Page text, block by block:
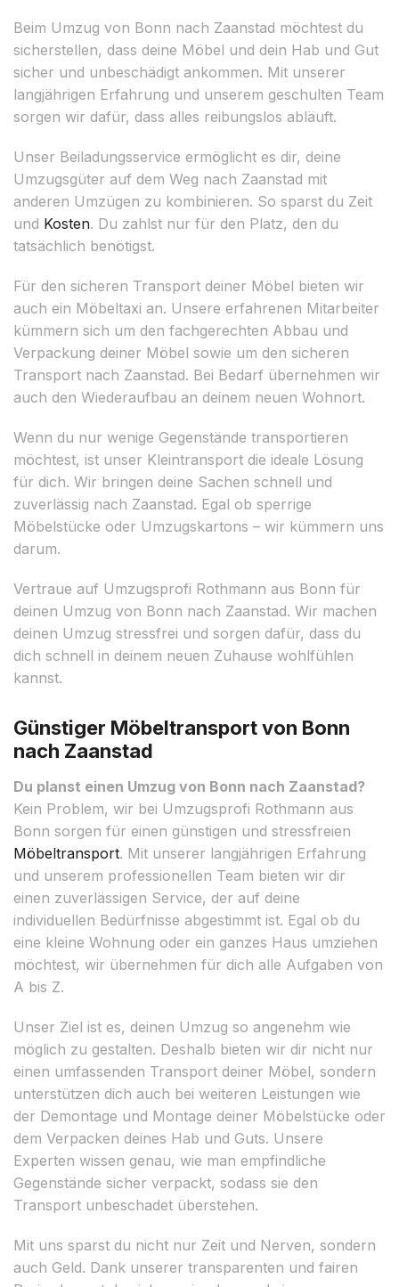
Beim Umzug von Bonn nach Zaanstad möchtest du
sicherstellen, dass deine Möbel und dein Hab und Gut
sicher und unbeschädigt ankommen. Mit unserer
langjährigen Erfahrung und unserem geschulten Team
sorgen wir dafür, dass alles reibungslos abläuft.
Unser Beiladungsservice ermöglicht es dir, deine
Umzugsgüter auf dem Weg nach Zaanstad mit
anderen Umzügen zu kombinieren. So sparst du Zeit
und Kosten. Du zahlst nur für den Platz, den du
tatsächlich benötigst.
Für den sicheren Transport deiner Möbel bieten wir
auch ein Möbeltaxi an. Unsere erfahrenen Mitarbeiter
kümmern sich um den fachgerechten Abbau und
Verpackung deiner Möbel sowie um den sicheren
Transport nach Zaanstad. Bei Bedarf übernehmen wir
auch den Wiederaufbau an deinem neuen Wohnort.
Wenn du nur wenige Gegenstände transportieren
möchtest, ist unser Kleintransport die ideale Lösung
für dich. Wir bringen deine Sachen schnell und
zuverlässig nach Zaanstad. Egal ob sperrige
Möbelstücke oder Umzugskartons – wir kümmern uns
darum.
Vertraue auf Umzugsprofi Rothmann aus Bonn für
deinen Umzug von Bonn nach Zaanstad. Wir machen
deinen Umzug stressfrei und sorgen dafür, dass du
dich schnell in deinem neuen Zuhause wohlfühlen
kannst.
Günstiger Möbeltransport von Bonn
nach Zaanstad
Du planst einen Umzug von Bonn nach Zaanstad?
Kein Problem, wir bei Umzugsprofi Rothmann aus
Bonn sorgen für einen günstigen und stressfreien
Möbeltransport. Mit unserer langjährigen Erfahrung
und unserem professionellen Team bieten wir dir
einen zuverlässigen Service, der auf deine
individuellen Bedürfnisse abgestimmt ist. Egal ob du
eine kleine Wohnung oder ein ganzes Haus umziehen
möchtest, wir übernehmen für dich alle Aufgaben von
A bis Z.
Unser Ziel ist es, deinen Umzug so angenehm wie
möglich zu gestalten. Deshalb bieten wir dir nicht nur
einen umfassenden Transport deiner Möbel, sondern
unterstützen dich auch bei weiteren Leistungen wie
der Demontage und Montage deiner Möbelstücke oder
dem Verpacken deines Hab und Guts. Unsere
Experten wissen genau, wie man empfindliche
Gegenstände sicher verpackt, sodass sie den
Transport unbeschadet überstehen.
Mit uns sparst du nicht nur Zeit und Nerven, sondern
auch Geld. Dank unserer transparenten und fairen